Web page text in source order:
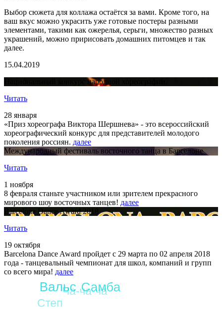
Выбор сюжета для коллажа остаётся за вами. Кроме того, на
ваш вкус можно украсить уже готовые постеры разными
элементами, такими как ожерелья, серьги, множество разных
украшений, можно пририсовать домашних питомцев и так
далее.
15.04.2019
Национальный конкурс народной хореографии.
Читать
28 января
«Приз хореографа Виктора Шершнева» - это всероссийский
хореографический конкурс для представителей молодого
поколения россиян. далее
Международный фестиваль восточного танца в Барселоне
Читать
1 ноября
8 февраля станьте участником или зрителем прекрасного
мирового шоу восточных танцев! далее
Barcelona Dance Award 2018
Читать
19 октября
Barcelona Dance Award пройдет с 29 марта по 02 апреля 2018
года - танцевальный чемпионат для школ, компаний и групп
со всего мира! далее